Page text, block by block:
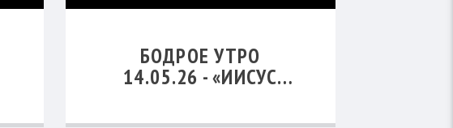
БОДРОЕ УТРО
14.05.26 - «ИИСУС
НЕБЕСНЫЙ ЧЕЛОВЕК»